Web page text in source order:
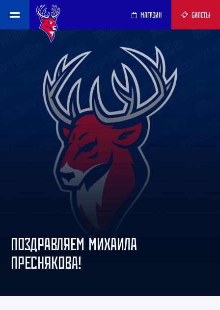
МАГАЗИН БИЛЕТЫ
ПОЗДРАВЛЯЕМ МИХАИЛА
ПРЕСНЯКОВА!